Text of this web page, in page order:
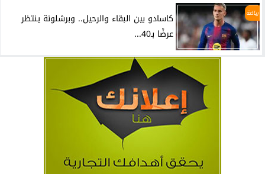
رياضة
كاسادو بين البقاء والرحيل.. وبرشلونة ينتظر
عرضًا بـ40...